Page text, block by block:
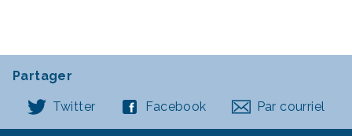
Partager
Twitter Facebook Par courriel